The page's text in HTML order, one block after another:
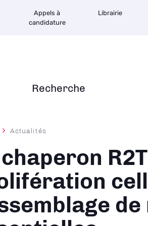
Recherche
Appels à
candidature
Librairie
Actualités